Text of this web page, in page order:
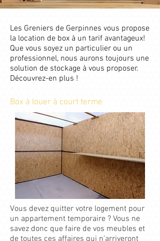
Box à louer à court terme
Vous devez quitter votre logement pour
un appartement temporaire ? Vous ne
savez donc que faire de vos meubles et
de toutes ces affaires qui n’arriveront
Les Greniers de Gerpinnes vous propose
la location de box à un tarif avantageux!
Que vous soyez un particulier ou un
professionnel, nous aurons toujours une
solution de stockage à vous proposer.
Découvrez-en plus !